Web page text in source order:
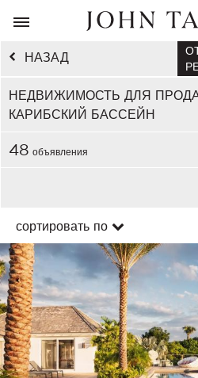
НАЗАД
НЕДВИЖИМОСТЬ ДЛЯ
КАРИБСКИЙ БАССЕЙН
48 объявления
сортировать по